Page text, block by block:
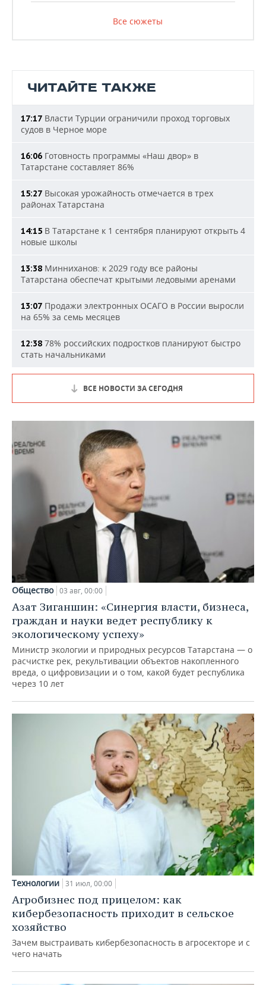
Все сюжеты
ЧИТАЙТЕ ТАКЖЕ
17:17 Власти Турции ограничили проход торговых
судов в Черное море
16:06 Готовность программы «Наш двор» в
Татарстане составляет 86%
15:27 Высокая урожайность отмечается в трех
районах Татарстана
14:15 В Татарстане к 1 сентября планируют открыть 4
новые школы
13:38 Минниханов: к 2029 году все районы
Татарстана обеспечат крытыми ледовыми аренами
13:07 Продажи электронных ОСАГО в России выросли
на 65% за семь месяцев
12:38 78% российских подростков планируют быстро
стать начальниками
ВСЕ НОВОСТИ ЗА СЕГОДНЯ
Общество 03 авг, 00:00
Азат Зиганшин: «Синергия власти, бизнеса,
граждан и науки ведет республику к
экологическому успеху»
Министр экологии и природных ресурсов Татарстана — о
расчистке рек, рекультивации объектов накопленного
вреда, о цифровизации и о том, какой будет республика
через 10 лет
Технологии 31 июл, 00:00
Агробизнес под прицелом: как
кибербезопасность приходит в сельское
хозяйство
Зачем выстраивать кибербезопасность в агросекторе и с
чего начать